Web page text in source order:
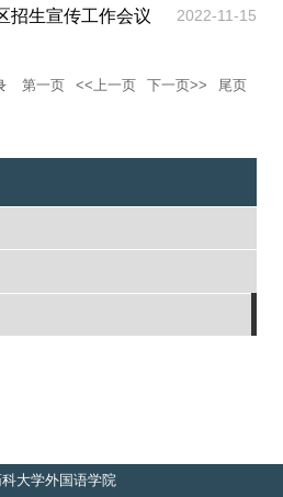
招生宣传工作会议 2022-11-15
第一页 <<上一页 下一页>> 尾页
大学外国语学院